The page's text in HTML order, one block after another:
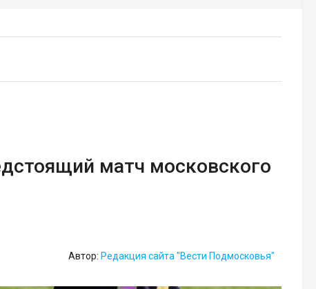
матч московского
Автор: Редакция сайта "Вести Подмосковья"